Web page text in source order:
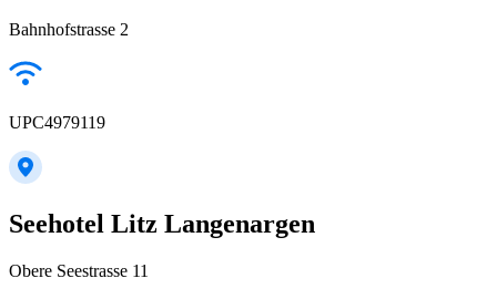
Bahnhofstrasse 2
UPC4979119
Seehotel Litz Langenargen
Obere Seestrasse 11